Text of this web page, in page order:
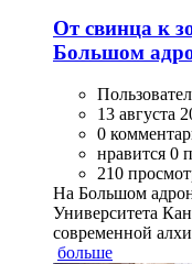
От свинца к
Большом
13 августа
0
нравится 0
210
На Большом
Университета
современной
больше